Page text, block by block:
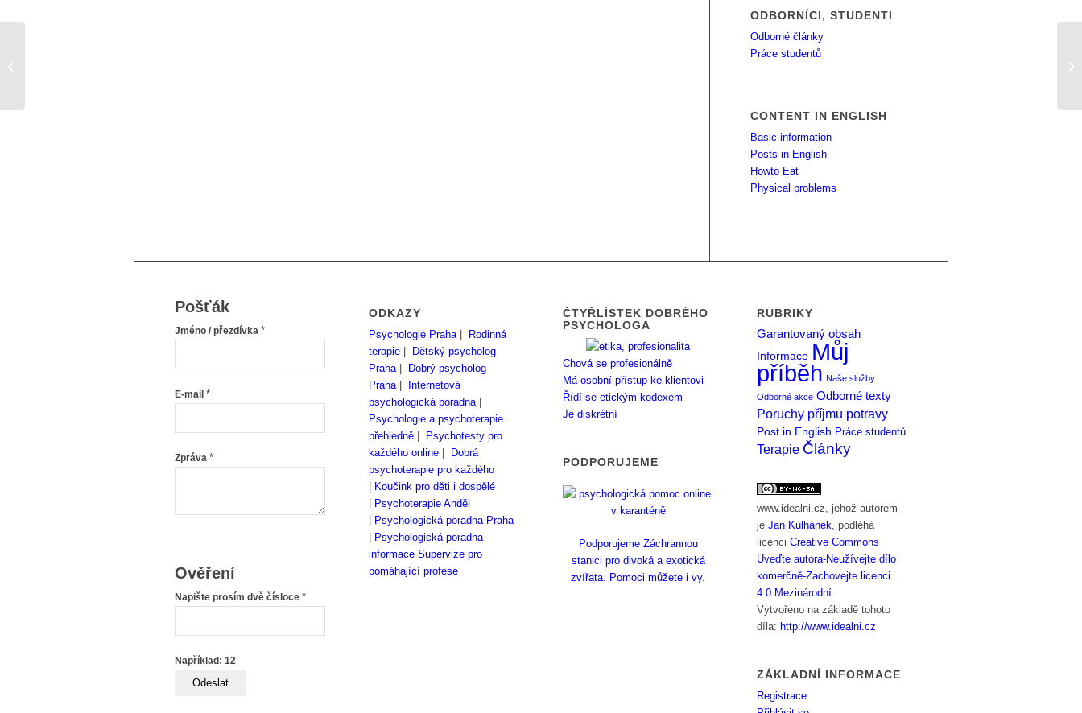
ODBORNÍCI, STUDENTI
Odborné články
Práce studentů
CONTENT IN ENGLISH
Basic information
Posts in English
Howto Eat
Physical problems
Pošťák
Jméno / přezdívka *
E-mail *
Zpráva *
Ověření
Napište prosím dvě čísloce *
Například: 12
ODKAZY
Psychologie Praha|
Rodinná
terapie
Dětský psycholog
Praha|
Dobrý psycholog
Praha|
Internetová
psychologická poradna|
Psychologie a psychoterapie
přehledně
Psychotesty pro
každého online
Dobrá
psychoterapie pro každého
Koučink pro děti i dospělé
Psychoterapie Anděl
Psychologická poradna Praha
Psychologická poradna -
informace Supervize pro
pomáhající profese
ČTYŘLÍSTEK DOBRÉHO
PSYCHOLOGA
Chová se profesionálně
Má osobní přístup ke klientovi
Řídí se etickým kodexem
Je diskrétní
PODPORUJEME
Podporujeme Záchrannou
stanici pro divoká a exotická
zvířata. Pomoci můžete i vy.
RUBRIKY
Garantovaný obsah
Informace Můj
příběh Naše služby
Odborné akce Odborné texty
Poruchy příjmu potravy
Post in English Práce studentů
Terapie Články
www.idealni.cz, jehož autorem
jeJan Kulhánek, podléhá
licenciCreative Commons
Uveďte autora-Neužívejte dílo
komerčně-Zachovejte licenci
4.0 Mezinárodní .
Vytvořeno na základě tohoto
díla: http://www.idealni.cz
ZÁKLADNÍ INFORMACE
Registrace